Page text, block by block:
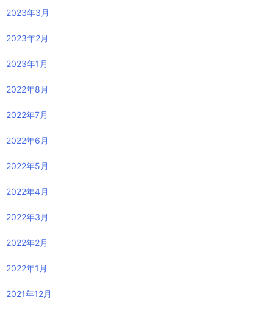
2023年3月
2023年2月
2023年1月
2022年8月
2022年7月
2022年6月
2022年5月
2022年4月
2022年3月
2022年2月
2022年1月
2021年12月